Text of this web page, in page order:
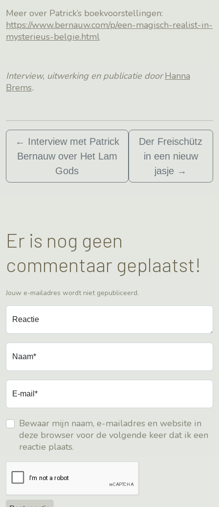
Meer over Patrick’s boekvoorstellingen:
https://www.bernauw.com/p/een-magisch-realist-in-
mysterieus-belgie.html
Interview, uitwerking en publicatie doorHanna
Brems.
← Interview met Patrick
Bernauw over Het Lam
Gods
Der Freischütz
in een nieuw
jasje →
Er is nog geen
commentaar geplaatst!
Jouw e-mailadres wordt niet gepubliceerd.
Reactie
Naam*
E-mail*
Bewaar mijn naam, e-mailadres en website in
deze browser voor de volgende keer dat ik een
reactie plaats.